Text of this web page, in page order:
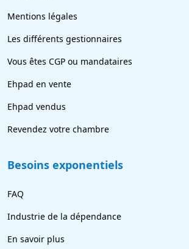
Mentions légales
Les différents gestionnaires
Vous êtes CGP ou mandataires
Ehpad en vente
Ehpad vendus
Revendez votre chambre
Besoins exponentiels
FAQ
Industrie de la dépendance
En savoir plus